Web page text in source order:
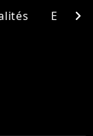
chevron_right